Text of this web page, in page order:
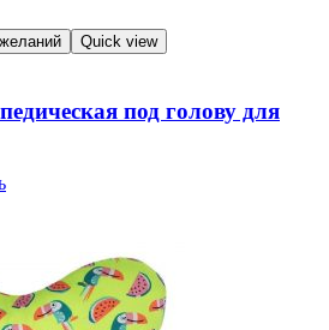
Quick view
под голову для